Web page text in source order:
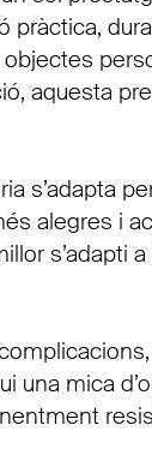
pràctica,
aquesta
s’adapta
alegres i
s’adapti
una mica